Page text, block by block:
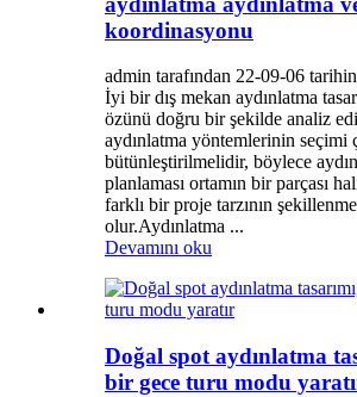
koordinasyonu
admin tarafından 22-09-06
İyi bir dış mekan aydınlatma
özünü doğru bir şekilde analiz
aydınlatma yöntemlerinin seçimi
bütünleştirilmelidir, böylece
planlaması ortamın bir parçası
farklı bir proje tarzının
olur.Aydınlatma ...
Devamını oku
Doğal spot aydınlatma
bir gece turu modu